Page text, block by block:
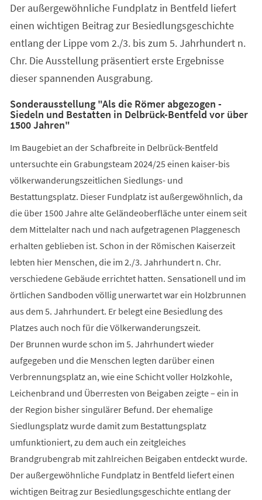
Der außergewöhnliche Fundplatz in Bentfeld liefert
einen wichtigen Beitrag zur Besiedlungsgeschichte
entlang der Lippe vom 2./3. bis zum 5. Jahrhundert n.
Chr. Die Ausstellung präsentiert erste Ergebnisse
dieser spannenden Ausgrabung.
Sonderausstellung "Als die Römer abgezogen -
Siedeln und Bestatten in Delbrück-Bentfeld vor über
1500 Jahren"
Im Baugebiet an der Schafbreite in Delbrück-Bentfeld
untersuchte ein Grabungsteam 2024/25 einen kaiser-bis
völkerwanderungszeitlichen Siedlungs- und
Bestattungsplatz. Dieser Fundplatz ist außergewöhnlich, da
die über 1500 Jahre alte Geländeoberfläche unter einem seit
dem Mittelalter nach und nach aufgetragenen Plaggenesch
erhalten geblieben ist. Schon in der Römischen Kaiserzeit
lebten hier Menschen, die im 2./3. Jahrhundert n. Chr.
verschiedene Gebäude errichtet hatten. Sensationell und im
örtlichen Sandboden völlig unerwartet war ein Holzbrunnen
aus dem 5. Jahrhundert. Er belegt eine Besiedlung des
Platzes auch noch für die Völkerwanderungszeit.
Der Brunnen wurde schon im 5. Jahrhundert wieder
aufgegeben und die Menschen legten darüber einen
Verbrennungsplatz an, wie eine Schicht voller Holzkohle,
Leichenbrand und Überresten von Beigaben zeigte – ein in
der Region bisher singulärer Befund. Der ehemalige
Siedlungsplatz wurde damit zum Bestattungsplatz
umfunktioniert, zu dem auch ein zeitgleiches
Brandgrubengrab mit zahlreichen Beigaben entdeckt wurde.
Der außergewöhnliche Fundplatz in Bentfeld liefert einen
wichtigen Beitrag zur Besiedlungsgeschichte entlang der